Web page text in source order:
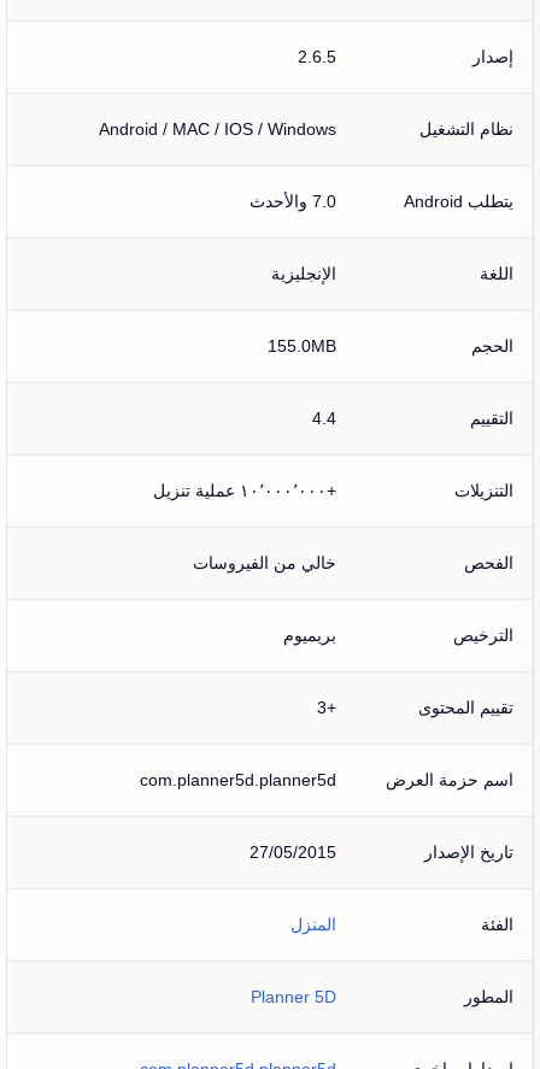
إصدار 2.6.5
نظام التشغيل Android / MAC / IOS / Windows
يتطلب Android 7.0 والأحدث
اللغة الإنجليزية
الحجم 155.0MB
التقييم 4.4
التنزيلات +١٠٬٠٠٠٬٠٠٠ عملية تنزيل
الفحص خالي من الفيروسات
الترخيص بريميوم
تقييم المحتوى +3
اسم حزمة العرض com.planner5d.planner5d
تاريخ الإصدار 27/05/2015
الفئة المنزل
المطور Planner 5D